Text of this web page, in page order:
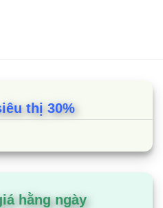
thị 30%
hằng ngày